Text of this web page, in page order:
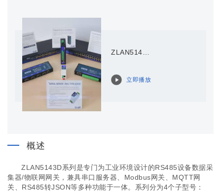
立即播放
概述
ZLAN5143D系列是专门为工业环境设计的RS485设备数据采
集器/物联网网关，兼具串口服务器、Modbus网关、MQTT网
关、RS485转JSON等多种功能于一体。系列分为4个子型号：